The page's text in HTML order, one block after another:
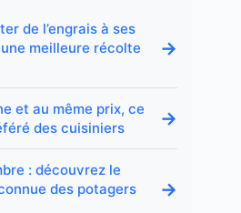
de l’engrais à ses
meilleure récolte
→
et au même prix, ce
des cuisiniers
→
: découvrez le
des potagers
→